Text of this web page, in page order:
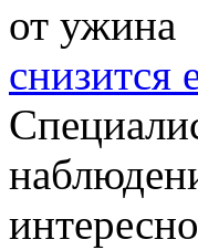
снизится